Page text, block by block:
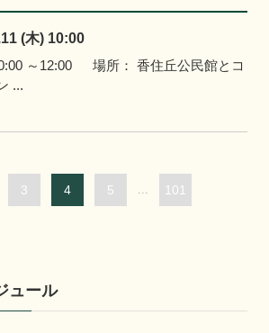
(木) 10:00
～12:00 場所： 香住丘公民館とコ
...
3 4 5 ... 101
ュール